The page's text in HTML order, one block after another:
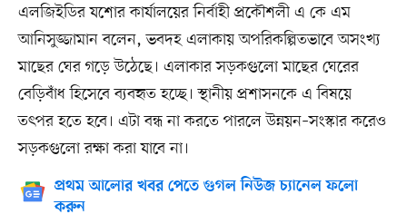
এলজিইডির যশোর কার্যালয়ের নির্বাহী প্রকৌশলী এ কে এম
আনিসুজ্জামান বলেন, ভবদহ এলাকায় অপরিকল্পিতভাবে অসংখ্য
মাছের ঘের গড়ে উঠেছে। এলাকার সড়কগুলো মাছের ঘেরের
বেড়িবাঁধ হিসেবে ব্যবহৃত হচ্ছে। স্থানীয় প্রশাসনকে এ বিষয়ে
তৎপর হতে হবে। এটা বন্ধ না করতে পারলে উন্নয়ন–সংস্কার করেও
সড়কগুলো রক্ষা করা যাবে না।
প্রথম আলোর খবর পেতে গুগল নিউজ চ্যানেল ফলো
করুন